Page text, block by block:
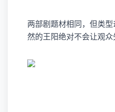
两部剧题材相同，但类
然的王阳绝对不会让观众